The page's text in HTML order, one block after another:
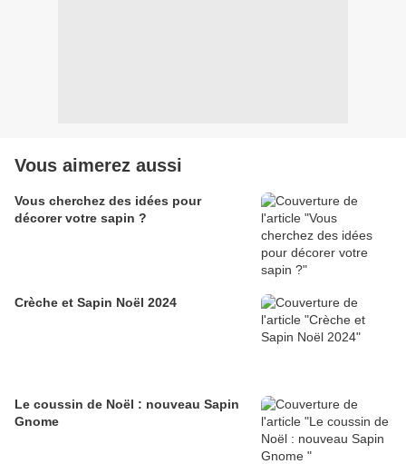
Vous aimerez aussi
Vous cherchez des idées pour
décorer votre sapin ?
Crèche et Sapin Noël 2024
Le coussin de Noël : nouveau Sapin
Gnome